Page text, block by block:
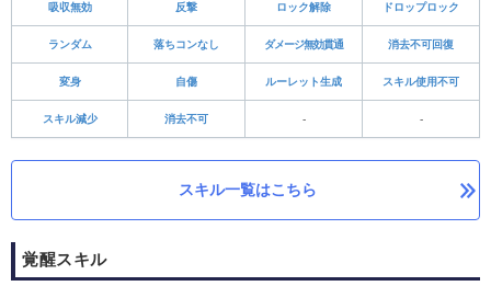
吸収無効 反撃 ロック解除 ドロップロック
ランダム 落ちコンなし ダメージ無効貫通 消去不可回復
変身 自傷 ルーレット生成 スキル使用不可
スキル減少 消去不可 - -
スキル一覧はこちら
覚醒スキル